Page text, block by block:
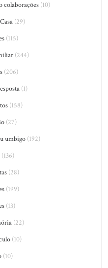
colaborações (10)
(29)
(115)
(244)
(206)
(1)
(158)
(27)
umbigo(192)
(136)
(28)
(199)
(13)
(22)
(10)
(10)